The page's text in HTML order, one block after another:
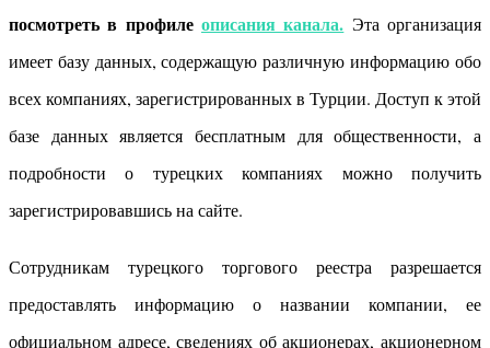
посмотреть в профиле описания канала. Эта организация
имеет базу данных, содержащую различную информацию обо
всех компаниях, зарегистрированных в Турции. Доступ к этой
базе данных является бесплатным для общественности, а
подробности о турецких компаниях можно получить
зарегистрировавшись на сайте.
Сотрудникам турецкого торгового реестра разрешается
предоставлять информацию о названии компании, ее
официальном адресе, сведениях об акционерах, акционерном